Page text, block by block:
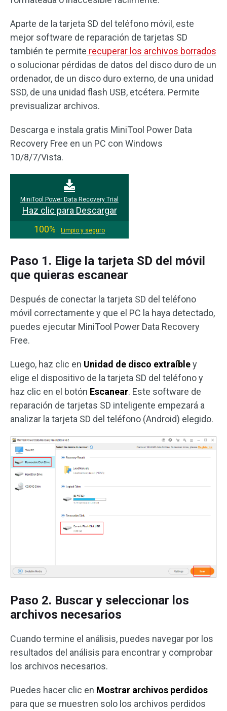
Aparte de la tarjeta SD del teléfono móvil, este
mejor software de reparación de tarjetas SD
también te permite recuperar los archivos borrados
o solucionar pérdidas de datos del disco duro de un
ordenador, de un disco duro externo, de una unidad
SSD, de una unidad flash USB, etcétera. Permite
previsualizar archivos.
Descarga e instala gratis MiniTool Power Data
Recovery Free en un PC con Windows
10/8/7/Vista.
MiniTool Power Data Recovery Trial
Haz clic para Descargar
100%
Limpio y seguro
Paso 1. Elige la tarjeta SD del móvil
que quieras escanear
Después de conectar la tarjeta SD del teléfono
móvil correctamente y que el PC la haya detectado,
puedes ejecutar MiniTool Power Data Recovery
Free.
Luego, haz clic en Unidad de disco extraíbley
elige el dispositivo de la tarjeta SD del teléfono y
haz clic en el botón Escanear. Este software de
reparación de tarjetas SD inteligente empezará a
analizar la tarjeta SD del teléfono (Android) elegido.
Paso 2. Buscar y seleccionar los
archivos necesarios
Cuando termine el análisis, puedes navegar por los
resultados del análisis para encontrar y comprobar
los archivos necesarios.
Puedes hacer clic en Mostrar archivos perdidos
para que se muestren solo los archivos perdidos